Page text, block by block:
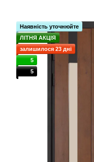
Наявність уточнюйте
ЛІТНЯ АКЦІЯ
залишилося 23 дні
5
5